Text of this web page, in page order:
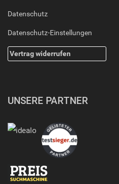
Datenschutz
Datenschutz-Einstellungen
Vertrag widerrufen
UNSERE PARTNER